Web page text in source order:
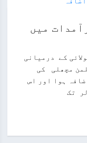
میں
کے درمیانی
مچھلی کی
101 فیصد اضافہ ہوا اور اس